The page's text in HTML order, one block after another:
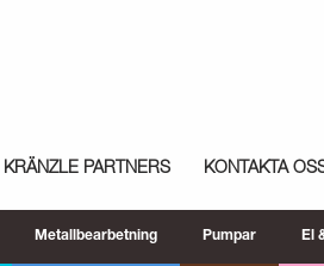
KRÄNZLE PARTNERS KONTAKTA
Metallbearbetning Pumpar El